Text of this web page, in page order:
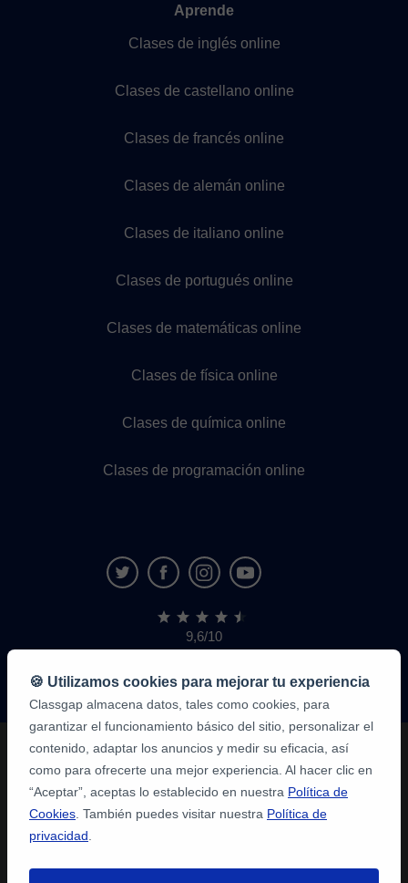
Aprende
Clases de inglés online
Clases de castellano online
Clases de francés online
Clases de alemán online
Clases de italiano online
Clases de portugués online
Clases de matemáticas online
Clases de física online
Clases de química online
Clases de programación online
9,6/10
1.339.284
de
alumnos
🍪 Utilizamos cookies para mejorar tu experiencia
Classgap almacena datos, tales como cookies, para
garantizar el funcionamiento básico del sitio, personalizar el
contenido, adaptar los anuncios y medir su eficacia, así
como para ofrecerte una mejor experiencia. Al hacer clic en
“Aceptar”, aceptas lo establecido en nuestra Política de
Cookies . También puedes visitar nuestra Política de
privacidad